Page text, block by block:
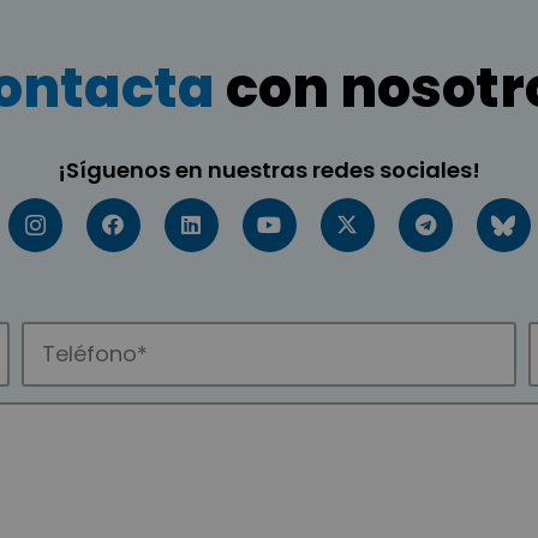
con
¡Síguenos en nuestras redes sociales!